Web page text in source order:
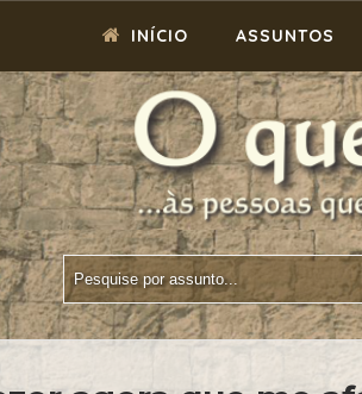
INÍCIO ASSUNTOS